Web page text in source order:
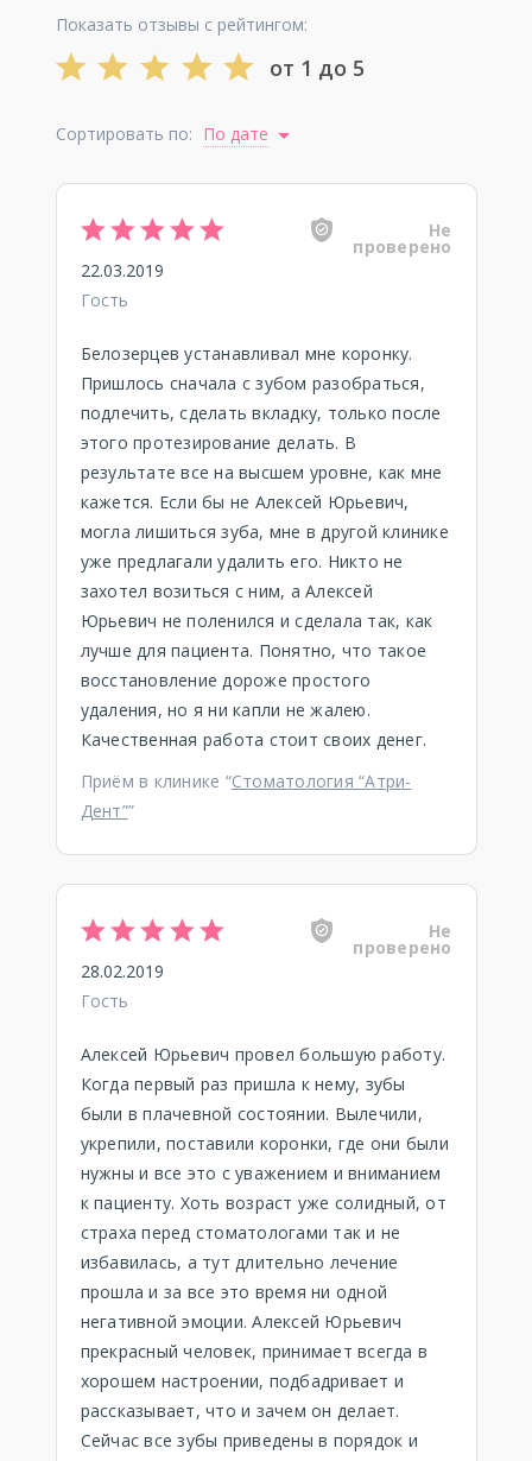
Показать отзывы с рейтингом:
от 1 до 5
Сортировать по: По дате
Не
проверено
22.03.2019
Гость
Белозерцев устанавливал мне коронку.
Пришлось сначала с зубом разобраться,
подлечить, сделать вкладку, только после
этого протезирование делать. В
результате все на высшем уровне, как мне
кажется. Если бы не Алексей Юрьевич,
могла лишиться зуба, мне в другой клинике
уже предлагали удалить его. Никто не
захотел возиться с ним, а Алексей
Юрьевич не поленился и сделала так, как
лучше для пациента. Понятно, что такое
восстановление дороже простого
удаления, но я ни капли не жалею.
Качественная работа стоит своих денег.
Приём в клинике “Стоматология “Атри-
Дент””
Не
проверено
28.02.2019
Гость
Алексей Юрьевич провел большую работу.
Когда первый раз пришла к нему, зубы
были в плачевной состоянии. Вылечили,
укрепили, поставили коронки, где они были
нужны и все это с уважением и вниманием
к пациенту. Хоть возраст уже солидный, от
страха перед стоматологами так и не
избавилась, а тут длительно лечение
прошла и за все это время ни одной
негативной эмоции. Алексей Юрьевич
прекрасный человек, принимает всегда в
хорошем настроении, подбадривает и
рассказывает, что и зачем он делает.
Сейчас все зубы приведены в порядок и